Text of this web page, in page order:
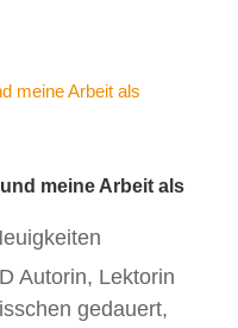
meine Arbeit als
Autorin, Lektorin
gedauert,